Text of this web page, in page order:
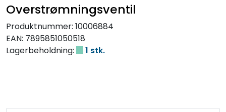
Overstrømningsventil
Produktnummer: 10006884
EAN: 7895851050518
Lagerbeholdning:
1 stk.
PÅBYGG OG CHASSIS
SIKKERHET